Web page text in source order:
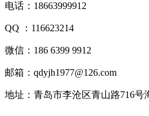
电话：18663999912
QQ ：116623214
微信：186 6399 9912
邮箱：qdyjh1977@126.com
地址：青岛市李沧区青山路716号